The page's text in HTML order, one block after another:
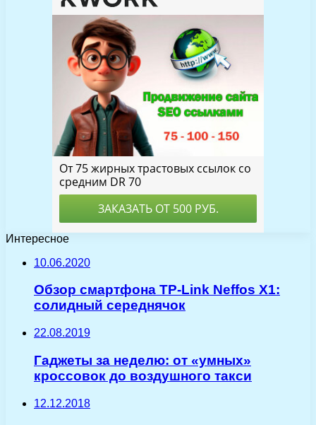
Интересное
10.06.2020
Обзор смартфона TP-Link Neffos X1:
солидный середнячок
22.08.2019
Гаджеты за неделю: от «умных»
кроссовок до воздушного такси
12.12.2018